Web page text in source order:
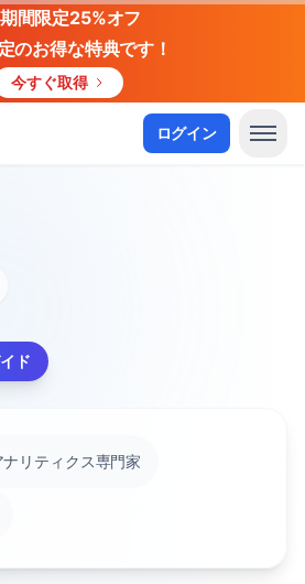
期間限定25%オフ
のお得な特典です！
今すぐ取得
ログイン
ド
リティクス専門家